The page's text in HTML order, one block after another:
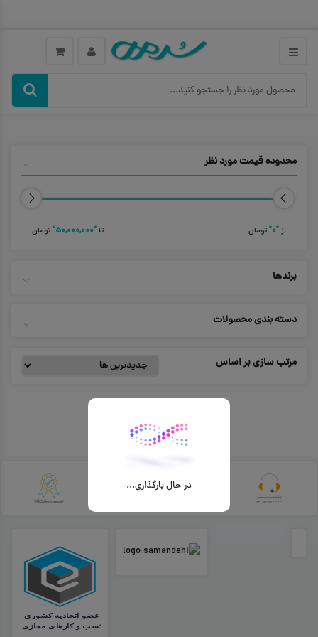
محدوده قیمت مورد نظر
از"۰" تومان تا"۵۰,۰۰۰,۰۰۰" تومان
برندها
دسته بندی محصولات
مرتب سازی بر اساس
در حال بارگذاری...